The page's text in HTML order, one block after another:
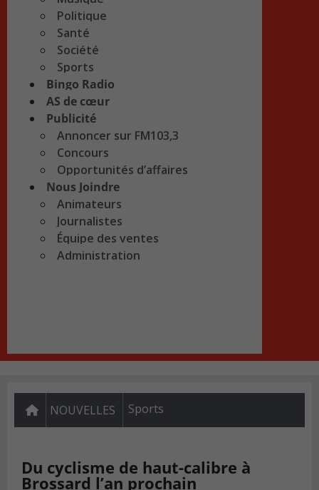
Politique
Santé
Société
Sports
Bingo Radio
AS de cœur
Publicité
Annoncer sur FM103,3
Concours
Opportunités d’affaires
Nous Joindre
Animateurs
Journalistes
Équipe des ventes
Administration
NOUVELLES Sports
Du cyclisme de haut-calibre à
Brossard l’an prochain